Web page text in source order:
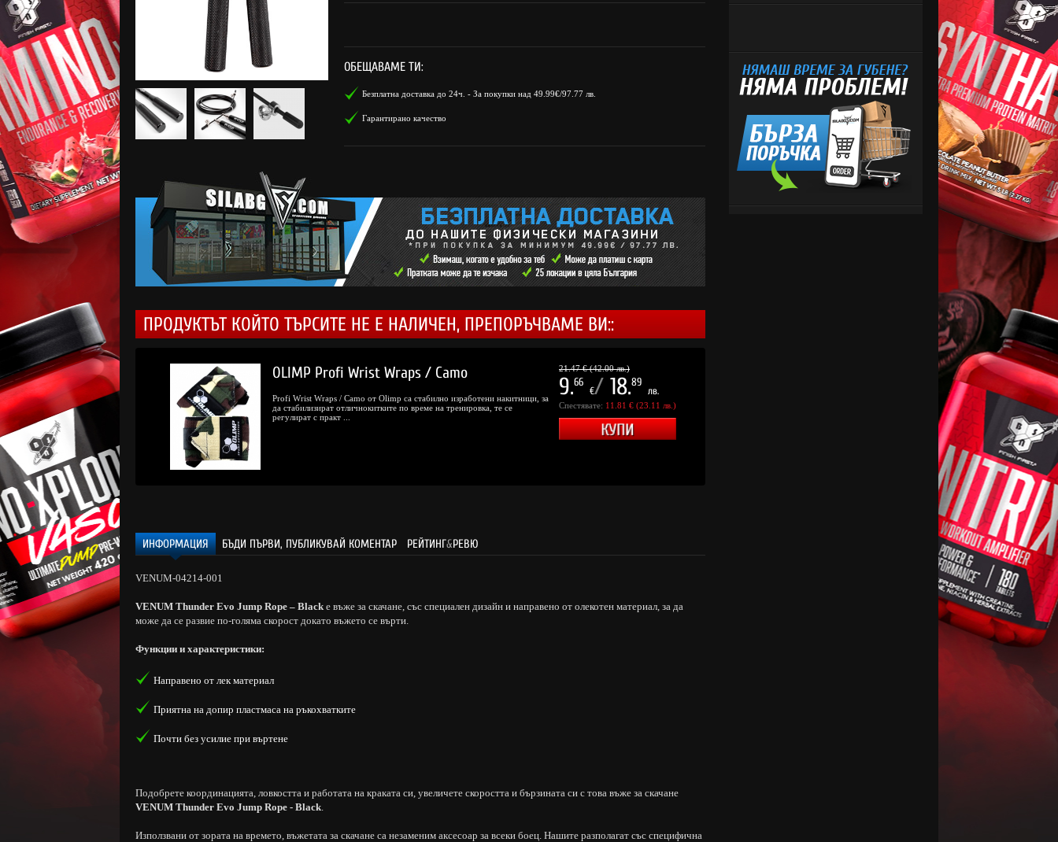
ОБЕЩАВАМЕ ТИ:
Безплатна доставка до 24ч. - За покупки над 49.99€/97.77 лв.
Гарантирано качество
ПРОДУКТЪТ КОЙТО ТЪРСИТЕ НЕ Е НАЛИЧЕН, ПРЕПОРЪЧВАМЕ ВИ::
77
€/68. лв. OLIMP Profi Wrist Wraps / Camo
Profi Wrist Wraps / Camo от Olimp са стабилно изработени накитници, за
да стабилизират отличнокитките по време на тренировка, те се
регулират с практ ...
21.47 € (42.00 лв.)
9.66
€/ 18.89
лв.
Спестявате: 11.81 € (23.11 лв.)
SCITEC Super Powerlifting Leather
ИНФОРМАЦИЯ БЪДИ ПЪРВИ, ПУБЛИКУВАЙ КОМЕНТАР РЕЙТИНГ&РЕВЮ
VENUM-04214-001
VENUM Thunder Evo Jump Rope – Black е въже за скачане, със специален дизайн и направено от олекотен материал, за да
може да се развие по-голяма скорост докато въжето се върти.
Функции и характеристики:
Направено от лек материал
Приятна на допир пластмаса на ръкохватките
Почти без усилие при въртене
Подобрете координацията, ловкостта и работата на краката си, увеличете скоростта и бързината си с това въже за скачане
VENUM Thunder Evo Jump Rope - Black
Използвани от зората на времето, въжетата за скачане са незаменим аксесоар за всеки боец. Нашите разполагат със специфична